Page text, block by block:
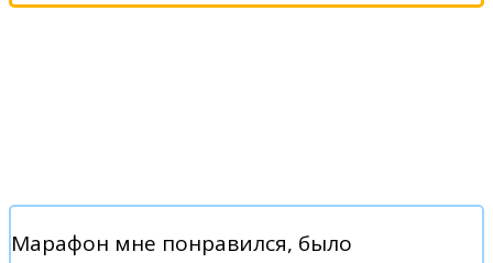
Марафон мне понравился, было